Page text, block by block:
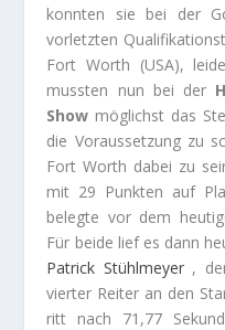
konnten sie bei der
vorletzten
Fort Worth (USA),
mussten nun bei der
Show möglichst das
die Voraussetzung zu
Fort Worth dabei zu
mit 29 Punkten auf
belegte vor dem
Für beide lief es dann
Patrick Stühlmeyer,
vierter Reiter an den
ritt nach 71,77